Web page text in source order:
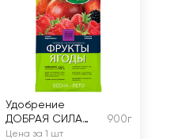
Удобрение
ДОБРАЯ СИЛА
Фрукты-Ягоды д/
900г
Цена за 1 шт